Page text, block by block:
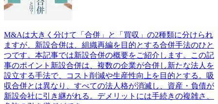
M&Aは大きく分けて「合併」と「買収」の2種類に分けられ
ますが、新設合併は、組織再編を目的とする合併手法のひと
つです。本記事では新設合併の概要をご紹介します。この記
事のポイント新設合併は、複数の企業が合併し新たな法人を
設立する手法で、コスト削減や生産性向上を目的とする。吸
収合併とは異なり、すべての法人格が消滅し、資産・負債が
新設会社に引き継がれる。デメリットには手続きの複雑さ、